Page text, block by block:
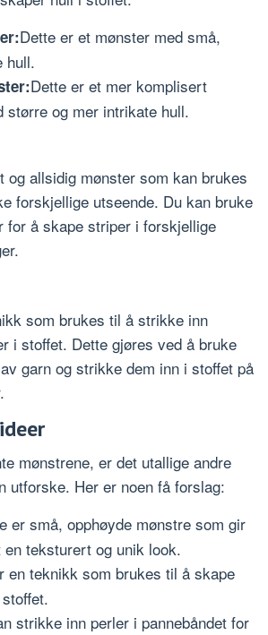
Dette er et mønster med små,
hull.
Dette er et mer komplisert
større og mer intrikate hull.
og allsidig mønster som kan brukes
forskjellige utseende. Du kan bruke
for å skape striper i forskjellige
som brukes til å strikke inn
i stoffet. Dette gjøres ved å bruke
garn og strikke dem inn i stoffet på
mønstrene, er det utallige andre
utforske. Her er noen få forslag:
er små, opphøyde mønstre som gir
en teksturert og unik look.
en teknikk som brukes til å skape
strikke inn perler i pannebåndet for